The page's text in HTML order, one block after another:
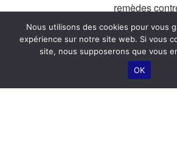
remèdes
Compenser,
détecter :
et pour tous
Reprendre
entreprendre
Nous utilisons des cookies pour vous
expérience sur notre site web. Si vous
site, nous supposerons que vous
OK